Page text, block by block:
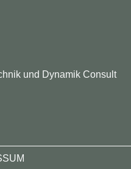
und Dynamik Consult